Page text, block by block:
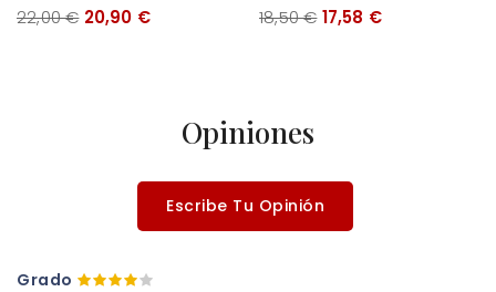
22,00 € 20,90 € 18,50 € 17,58 €
Opiniones
Escribe Tu Opinión
Grado